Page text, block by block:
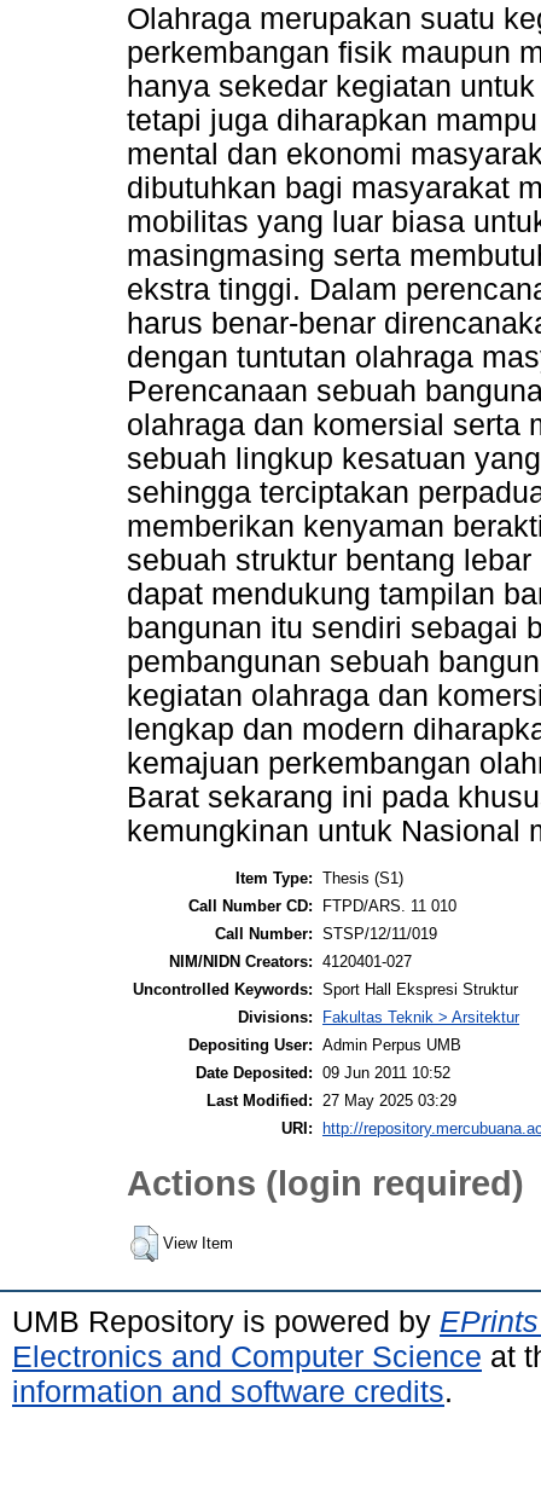
Olahraga merupakan suatu
perkembangan fisik maupun
hanya sekedar kegiatan
tetapi juga diharapkan
mental dan ekonomi
dibutuhkan bagi masyarakat
mobilitas yang luar biasa
masingmasing serta
ekstra tinggi. Dalam
harus benar-benar
dengan tuntutan olahraga
Perencanaan sebuah
olahraga dan komersial serta
sebuah lingkup kesatuan
sehingga terciptakan
memberikan kenyaman
sebuah struktur bentang
dapat mendukung tampilan
bangunan itu sendiri sebagai
pembangunan sebuah
kegiatan olahraga dan
lengkap dan modern
kemajuan perkembangan
Barat sekarang ini pada
kemungkinan untuk Nasional
Item Type: Thesis (S1)
Call Number CD:
FTPD/ARS. 11 010
Call Number: STSP/12/11/019
NIM/NIDN Creators: 4120401-027
Uncontrolled Keywords: Sport Hall Ekspresi Struktur
Divisions:
Fakultas Teknik > Arsitektur
Depositing User: Admin Perpus UMB
Date Deposited: 09 Jun 2011 10:52
Last Modified: 27 May 2025 03:29
URI:
http://
Actions (login required)
View Item
UMB Repository is powered by
Electronics and Computer Science at
information and software credits.